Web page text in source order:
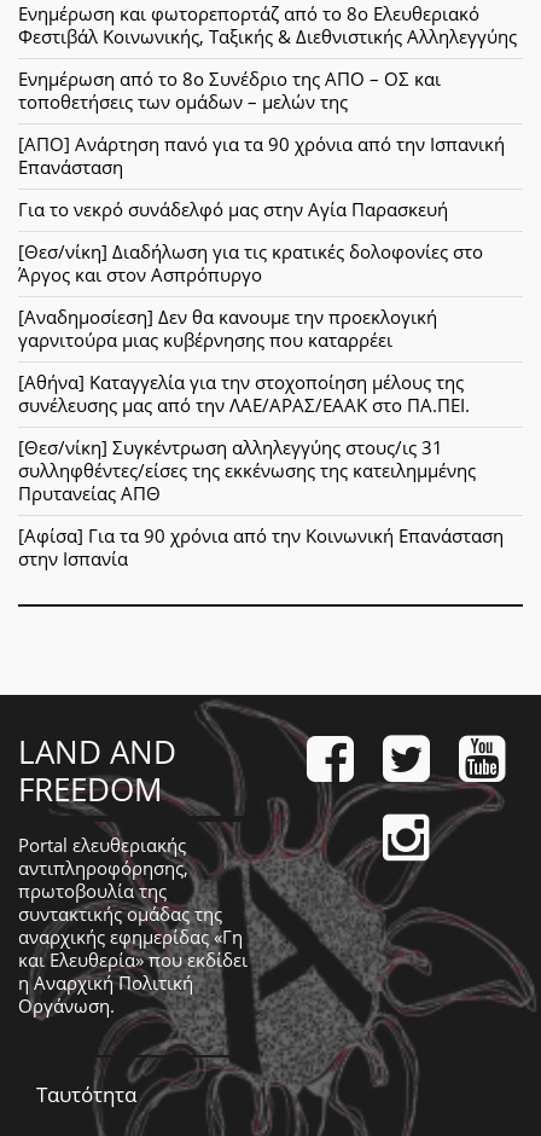
Ενημέρωση και φωτορεπορτάζ από το 8ο Ελευθεριακό
Φεστιβάλ Κοινωνικής, Ταξικής & Διεθνιστικής Αλληλεγγύης
Ενημέρωση από το 8ο Συνέδριο της ΑΠΟ – ΟΣ και
τοποθετήσεις των ομάδων – μελών της
[ΑΠΟ] Ανάρτηση πανό για τα 90 χρόνια από την Ισπανική
Επανάσταση
Για το νεκρό συνάδελφό μας στην Αγία Παρασκευή
[Θεσ/νίκη] Διαδήλωση για τις κρατικές δολοφονίες στο
Άργος και στον Ασπρόπυργο
[Αναδημοσίεση] Δεν θα κανουμε την προεκλογική
γαρνιτούρα μιας κυβέρνησης που καταρρέει
[Αθήνα] Καταγγελία για την στοχοποίηση μέλους της
συνέλευσης μας από την ΛΑΕ/ΑΡΑΣ/ΕΑΑΚ στο ΠΑ.ΠΕΙ.
[Θεσ/νίκη] Συγκέντρωση αλληλεγγύης στους/ις 31
συλληφθέντες/είσες της εκκένωσης της κατειλημμένης
Πρυτανείας ΑΠΘ
[Αφίσα] Για τα 90 χρόνια από την Κοινωνική Επανάσταση
στην Ισπανία
LAND AND
FREEDOM
Portal ελευθεριακής
αντιπληροφόρησης,
πρωτοβουλία της
συντακτικής ομάδας της
αναρχικής εφημερίδας «Γη
και Ελευθερία» που εκδίδει
ηΑναρχική Πολιτική
Οργάνωση.
Ταυτότητα